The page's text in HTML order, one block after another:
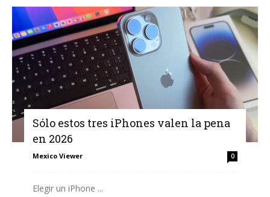
Sólo estos tres iPhones valen la pena
en 2026
Mexico Viewer 0
Elegir un iPhone ...